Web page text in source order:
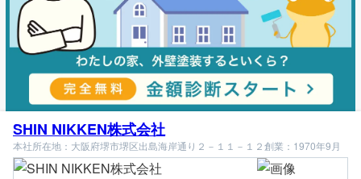
SHIN NIKKEN株式会社
本社所在地：大阪府堺市堺区出島海岸通り２－１１－１２創業：1970年9月